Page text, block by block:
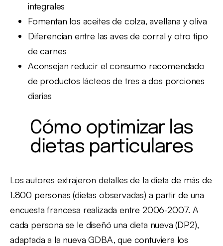
integrales
Fomentan los aceites de colza, avellana y oliva
Diferencian entre las aves de corral y otro tipo
de carnes
Aconsejan reducir el consumo recomendado
de productos lácteos de tres a dos porciones
diarias
Cómo optimizar las
dietas particulares
Los autores extrajeron detalles de la dieta de más de
1.800 personas (dietas observadas) a partir de una
encuesta francesa realizada entre 2006-2007. A
cada persona se le diseñó una dieta nueva (DP2),
adaptada a la nueva GDBA, que contuviera los